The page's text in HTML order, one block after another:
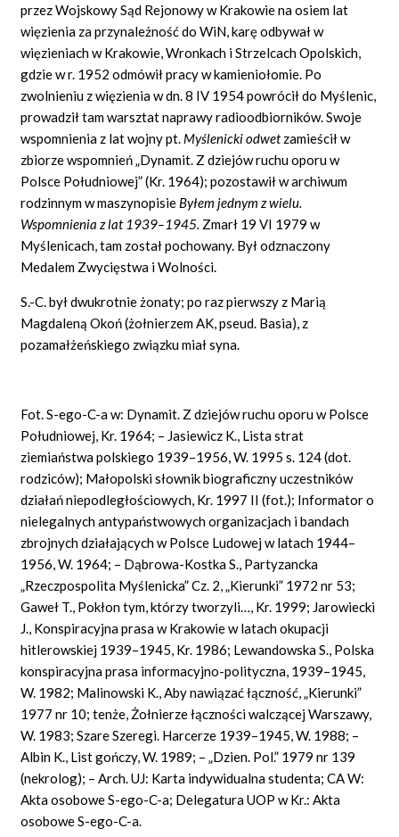
przez Wojskowy Sąd Rejonowy w Krakowie na osiem lat
więzienia za przynależność do WiN, karę odbywał w
więzieniach w Krakowie, Wronkach i Strzelcach Opolskich,
gdzie w r. 1952 odmówił pracy w kamieniołomie. Po
zwolnieniu z więzienia w dn. 8 IV 1954 powrócił do Myślenic,
prowadził tam warsztat naprawy radioodbiorników. Swoje
wspomnienia z lat wojny pt. Myślenicki odwetzamieścił w
zbiorze wspomnień „Dynamit. Z dziejów ruchu oporu w
Polsce Południowej” (Kr. 1964); pozostawił w archiwum
rodzinnym w maszynopisie Byłem jednym z wielu.
Wspomnienia z lat 1939–1945. Zmarł 19 VI 1979 w
Myślenicach, tam został pochowany. Był odznaczony
Medalem Zwycięstwa i Wolności.
S.-C. był dwukrotnie żonaty; po raz pierwszy z Marią
Magdaleną Okoń (żołnierzem AK, pseud. Basia), z
pozamałżeńskiego związku miał syna.
Fot. S-ego-C-a w: Dynamit. Z dziejów ruchu oporu w Polsce
Południowej, Kr. 1964; – Jasiewicz K., Lista strat
ziemiaństwa polskiego 1939–1956, W. 1995 s. 124 (dot.
rodziców); Małopolski słownik biograficzny uczestników
działań niepodległościowych, Kr. 1997 II (fot.); Informator o
nielegalnych antypaństwowych organizacjach i bandach
zbrojnych działających w Polsce Ludowej w latach 1944–
1956, W. 1964; – Dąbrowa-Kostka S., Partyzancka
„Rzeczpospolita Myślenicka” Cz. 2, „Kierunki” 1972 nr 53;
Gaweł T., Pokłon tym, którzy tworzyli…, Kr. 1999; Jarowiecki
J., Konspiracyjna prasa w Krakowie w latach okupacji
hitlerowskiej 1939–1945, Kr. 1986; Lewandowska S., Polska
konspiracyjna prasa informacyjno-polityczna, 1939–1945,
W. 1982; Malinowski K., Aby nawiązać łączność, „Kierunki”
1977 nr 10; tenże, Żołnierze łączności walczącej Warszawy,
W. 1983; Szare Szeregi. Harcerze 1939–1945, W. 1988; –
Albin K., List gończy, W. 1989; – „Dzien. Pol.” 1979 nr 139
(nekrolog); – Arch. UJ: Karta indywidualna studenta; CA W:
Akta osobowe S-ego-C-a; Delegatura UOP w Kr.: Akta
osobowe S-ego-C-a.